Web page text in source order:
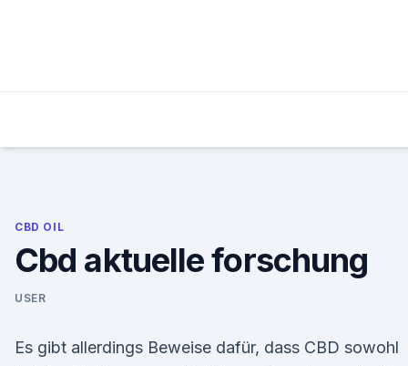
CBD OIL
Cbd aktuelle forschung
USER
Es gibt allerdings Beweise dafür, dass CBD sowohl